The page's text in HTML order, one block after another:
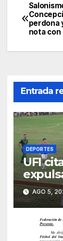
de
perdona
nota
Entrada
DEPORTES
UFI
y AGO 5,